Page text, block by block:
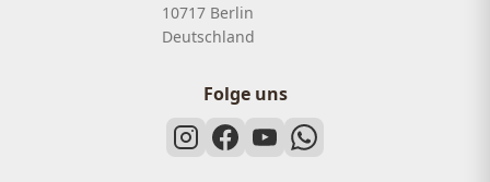
10717 Berlin
Deutschland
Folge uns